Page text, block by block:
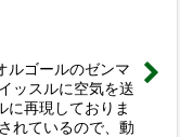
ルゴールのゼンマ
ッスルに空気を送
に再現しておりま
れているので、動